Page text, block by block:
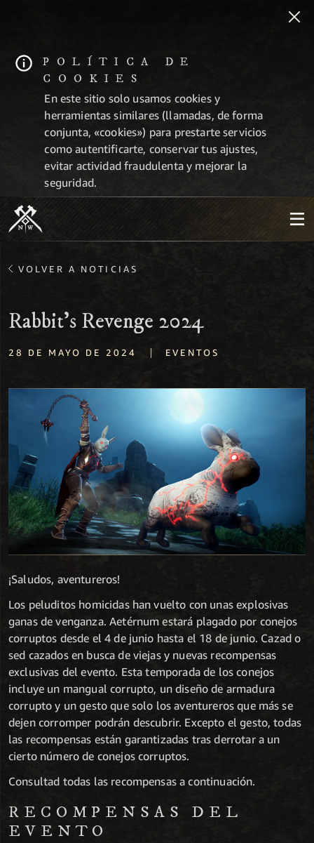
POLÍTICA DE
COOKIES
En este sitio solo usamos cookies y
herramientas similares (llamadas, de forma
conjunta, «cookies») para prestarte servicios
como autentificarte, conservar tus ajustes,
evitar actividad fraudulenta y mejorar la
seguridad.
VOLVER A NOTICIAS
Rabbit's Revenge 2024
28 DE MAYO DE 2024 | EVENTOS
¡Saludos, aventureros!
Los peluditos homicidas han vuelto con unas explosivas
ganas de venganza. Aetérnum estará plagado por conejos
corruptos desde el 4 de junio hasta el 18 de junio. Cazad o
sed cazados en busca de viejas y nuevas recompensas
exclusivas del evento. Esta temporada de los conejos
incluye un mangual corrupto, un diseño de armadura
corrupto y un gesto que solo los aventureros que más se
dejen corromper podrán descubrir. Excepto el gesto, todas
las recompensas están garantizadas tras derrotar a un
cierto número de conejos corruptos.
Consultad todas las recompensas a continuación.
RECOMPENSAS DEL
EVENTO